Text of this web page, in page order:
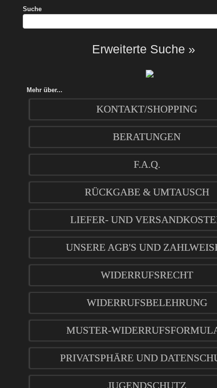
Suche
Erweiterte Suche »
Mehr über...
KONTAKT/SHOPPING
BERATUNGEN
F.A.Q.
RÜCKGABE & UMTAUSCH
LIEFER- UND
UNSERE AGB'S UND
WIDERRUFSRECHT
WIDERRUFSBELEHRUNG
MUSTER-
PRIVATSPHÄRE UND
JUGENDSCHUTZ